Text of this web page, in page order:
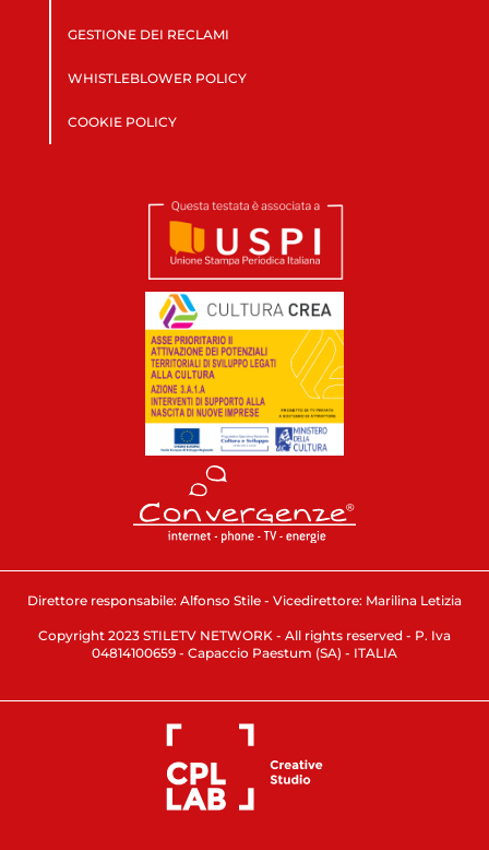
GESTIONE DEI RECLAMI
WHISTLEBLOWER POLICY
COOKIE POLICY
Direttore responsabile: Alfonso Stile - Vicedirettore: Marilina Letizia
Copyright 2023 STILETV NETWORK - All rights reserved - P. Iva
04814100659 - Capaccio Paestum (SA) - ITALIA